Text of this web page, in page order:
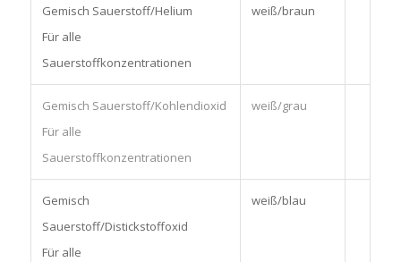
Gemisch Sauerstoff/Helium
Für alle
Sauerstoffkonzentrationen
weiß/braun
Gemisch Sauerstoff/Kohlendioxid
Für alle
Sauerstoffkonzentrationen
weiß/grau
Gemisch
Sauerstoff/Distickstoffoxid
Für alle
weiß/blau